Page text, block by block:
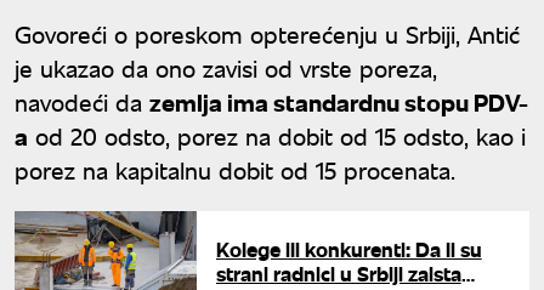
Govoreći o poreskom opterećenju u Srbiji, Antić
je ukazao da ono zavisi od vrste poreza,
navodeći da zemlja ima standardnu stopu PDV-
a od 20 odsto, porez na dobit od 15 odsto, kao i
porez na kapitalnu dobit od 15 procenata.
Kolege ili konkurenti: Da li su
strani radnici u Srbiji zaista